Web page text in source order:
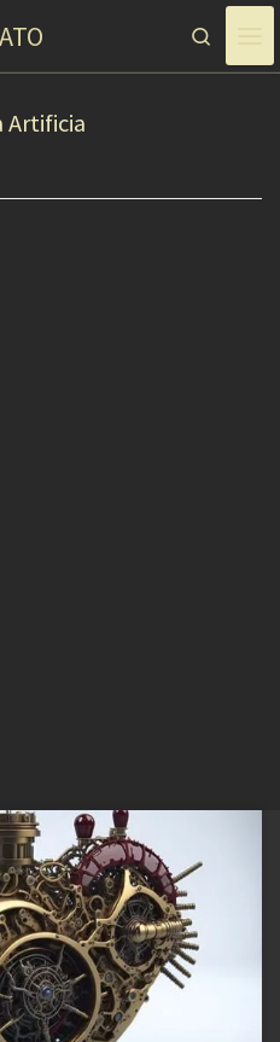
Artificia
levantadas atualmente, com
impactos na Educação,
de decisão, são assuntos de
que podem ser adotados na
públicos e vestibulares.